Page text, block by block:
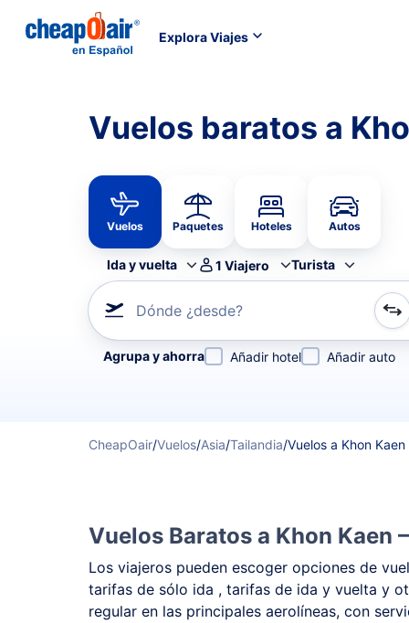
Explora Viajes
Vuelos baratos a
Vuelos Paquetes Hoteles Autos
Ida y vuelta 1 Viajero Turista
Dónde ¿desde?
Refina tu búsqueda por aerolínea, por ciudad o
Agrupa y ahorra Añadir hotel Añadir auto
CheapOair/Vuelos/Asia/Tailandia/Vuelos a Khon Kaen
Vuelos Baratos a Khon Kaen
Los viajeros pueden escoger opciones de
tarifas de sólo ida , tarifas de ida y vuelta y
regular en las principales aerolíneas, con